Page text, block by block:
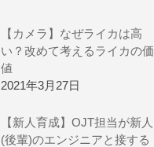
【カメラ】なぜライカは高
い？改めて考えるライカの価
値
2021年3月27日
【新人育成】OJT担当が新人
(後輩)のエンジニアと接する